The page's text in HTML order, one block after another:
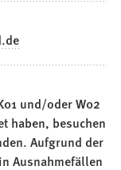
de
und/oder W02
haben, besuchen
Aufgrund der
Ausnahmefällen